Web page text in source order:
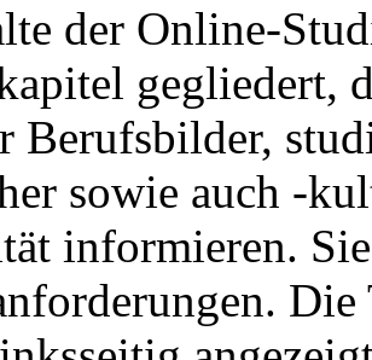
der Online-
gegliedert,
Berufsbilder,
sowie auch -
informieren.